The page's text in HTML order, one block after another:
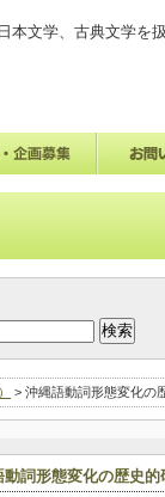
本文学、古典文学
> 沖縄語動詞形態変化の
動詞形態変化の歴史的